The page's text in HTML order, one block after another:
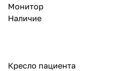
Монитор
Наличие
Кресло пациента